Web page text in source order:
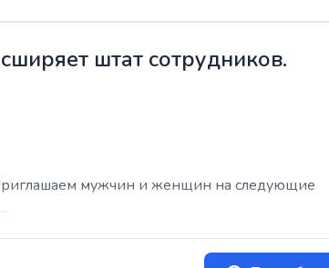
штат сотрудников.
мужчин и женщин на следующие